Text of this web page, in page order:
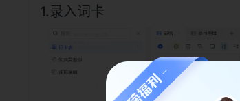
1.录入词卡